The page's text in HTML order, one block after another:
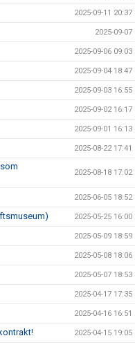
2025-09-11 20:37
2025-09-07
2025-09-06 09:03
2025-09-04 18:47
2025-09-03 16:55
2025-09-02 16:17
2025-09-01 16:13
2025-08-22 17:41
2025-08-18 17:02
2025-06-05 18:52
2025-05-25 16:00
2025-05-09 18:59
2025-05-08 18:06
2025-05-07 18:53
2025-04-17 17:35
2025-04-16 16:51
2025-04-15 19:05